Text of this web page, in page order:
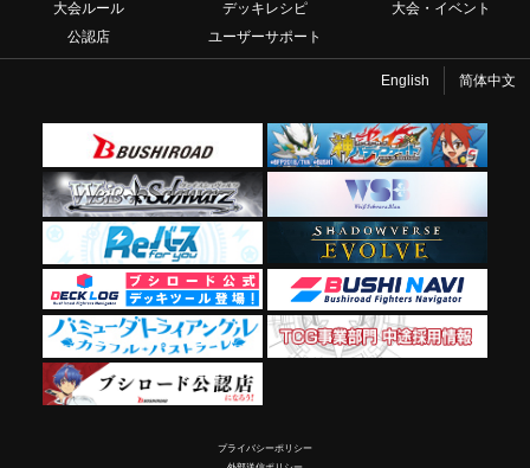
大会ルール
デッキレシピ
大会・イベント
公認店
ユーザーサポート
English 简体中文
プライバシーポリシー